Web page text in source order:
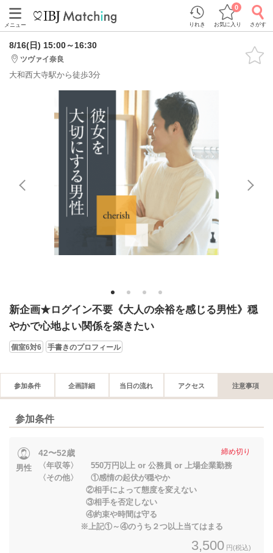
メニュー りれき お気に入り
0
さがす
8/16(日) 15:00～16:30
ツヴァイ奈良
大和西大寺駅から徒歩3分
1 2 3 4
新企画★ログイン不要《大人の余裕を感じる男性》穏
やかで心地よい関係を築きたい
個室6対6 手書きのプロフィール
参加条件 企画詳細 当日の流れ アクセス 注意事項
参加条件
男性
締め切り
42〜52歳
〈年収等〉 550万円以上 or 公務員 or 上場企業勤務
〈その他〉 ①感情の起伏が穏やか
②相手によって態度を変えない
③相手を否定しない
④約束や時間は守る
※上記①～④のうち２つ以上当てはまる
3,500 円(税込)